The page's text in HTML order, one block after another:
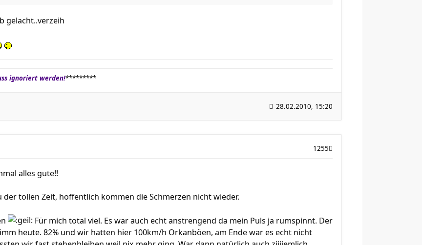
gelacht..verzeih
ignoriert werden!*********
28.02.2010, 15:20
1255
alles gute!!
der tollen Zeit, hoffentlich kommen die Schmerzen nicht wieder.
Für mich total viel. Es war auch echt anstrengend da mein Puls ja rumspinnt. Der
heute. 82% und wir hatten hier 100km/h Orkanböen, am Ende war es echt nicht